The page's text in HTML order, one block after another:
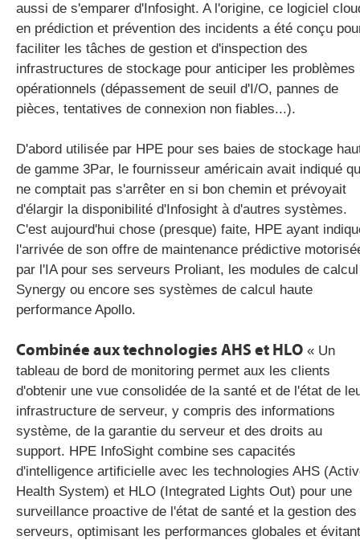
aussi de s'emparer d'Infosight. A l'origine, ce logiciel
en prédiction et prévention des incidents a été conçu
faciliter les tâches de gestion et d'inspection des
infrastructures de stockage pour anticiper les problèmes
opérationnels (dépassement de seuil d'I/O, pannes de
pièces, tentatives de connexion non fiables...).
D'abord utilisée par HPE pour ses baies de stockage
de gamme 3Par, le fournisseur américain avait indiqué
ne comptait pas s'arrêter en si bon chemin et prévoyait
d'élargir la disponibilité d'Infosight à d'autres systèmes.
C'est aujourd'hui chose (presque) faite, HPE ayant
l'arrivée de son offre de maintenance prédictive
par l'IA pour ses serveurs Proliant, les modules de calcul
Synergy ou encore ses systèmes de calcul haute
performance Apollo.
Combinée aux technologies AHS et HLO « Un
tableau de bord de monitoring permet aux les clients
d'obtenir une vue consolidée de la santé et de l'état de
infrastructure de serveur, y compris des informations
système, de la garantie du serveur et des droits au
support. HPE InfoSight combine ses capacités
d'intelligence artificielle avec les technologies AHS
Health System) et HLO (Integrated Lights Out) pour une
surveillance proactive de l'état de santé et la gestion des
serveurs, optimisant les performances globales et évitant